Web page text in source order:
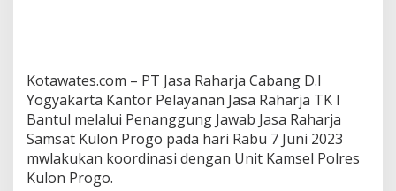
Kotawates.com – PT Jasa Raharja Cabang D.I
Yogyakarta Kantor Pelayanan Jasa Raharja TK I
Bantul melalui Penanggung Jawab Jasa Raharja
Samsat Kulon Progo pada hari Rabu 7 Juni 2023
mwlakukan koordinasi dengan Unit Kamsel Polres
Kulon Progo.